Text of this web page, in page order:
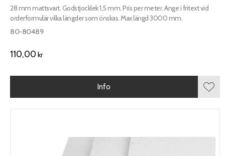
28 mm mattsvart. Godstjocklek 1,5 mm. Pris per meter. Ange i fritext vid
orderformulär vilka längder som önskas. Max längd 3000 mm.
80-80489
110,00 kr
Info